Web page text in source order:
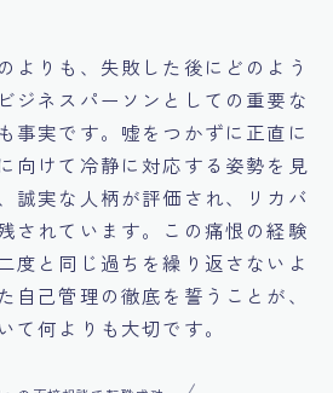
よりも、失敗した後にどのよう
ジネスパーソンとしての重要な
事実です。嘘をつかずに正直に
向けて冷静に対応する姿勢を見
誠実な人柄が評価され、リカバ
されています。この痛恨の経験
度と同じ過ちを繰り返さないよ
自己管理の徹底を誓うことが、
て何よりも大切です。